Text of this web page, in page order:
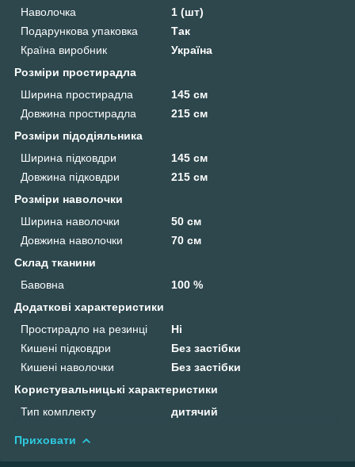
Наволочка
1 (шт)
Подарункова упаковка
Так
Країна виробник
Україна
Розміри простирадла
Ширина простирадла
145 см
Довжина простирадла
215 см
Розміри підодіяльника
Ширина підковдри
145 см
Довжина підковдри
215 см
Розміри наволочки
Ширина наволочки
50 см
Довжина наволочки
70 см
Склад тканини
Бавовна
100 %
Додаткові характеристики
Простирадло на резинці
Ні
Кишені підковдри
Без застібки
Кишені наволочки
Без застібки
Користувальницькі характеристики
Тип комплекту
дитячий
Приховати